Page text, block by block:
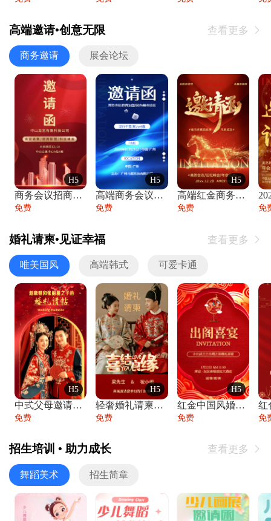
高端邀请•创意无限 查看更多 
商务邀请 展会论坛
H5
商务会议招商展会科技峰会邀请函年会邀请
免费
H5
高端商务会议招商加盟展会峰会论坛邀请函
免费
H5
高端红金商务会议年会年终盛典答谢邀请函
免费 免
婚礼请柬•见证幸福 查看更多 
唯美国风 高端韩式 可爱卡通
H5
中式父母邀请函婚礼结婚请柬请贴父母邀请方
免费
H5
轻奢婚礼请柬婚礼邀请函结婚照请帖
免费
H5
红金中国风婚礼请柬出阁喜宴嫁女请帖出阁宴
免费 免
招生培训 • 助力成长 查看更多 
舞蹈美术 招生简章